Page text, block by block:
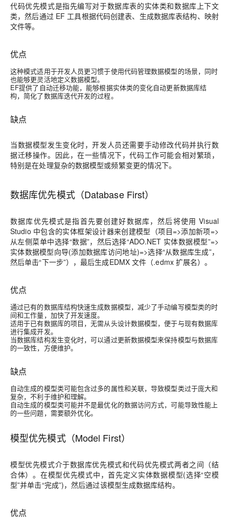
代码优先模式是指先编写对于数据库表的实体类和数据库上下文
类，然后通过 EF 工具根据代码创建表、生成数据库表结构、映射
文件等。
优点
这种模式适用于开发人员更习惯于使用代码管理数据模型的场景，同时
也能够更灵活地定义数据模型。
EF提供了自动迁移功能，能够根据实体类的变化自动更新数据库结
构，简化了数据库迭代开发的过程。
缺点
当数据模型发生变化时，开发人员还需要手动修改代码并执行数
据迁移操作。因此，在一些情况下，代码工作可能会相对繁琐，
特别是在处理复杂的数据模型或频繁变更的情况下。
数据库优先模式（Database First）
数据库优先模式是指首先要创建好数据库，然后将使用 Visual
Studio 中包含的实体框架设计器来创建模型（项目=>添加新项=>
从左侧菜单中选择“数据”，然后选择“ADO.NET 实体数据模型”=>
实体数据模型向导(添加数据库访问地址)=>选择“从数据库生成”，
然后单击“下一步”），最后生成EDMX 文件（.edmx 扩展名）。
优点
通过已有的数据库结构快速生成数据模型，减少了手动编写模型类的时
间和工作量，加快了开发速度。
适用于已有数据库的项目，无需从头设计数据模型，便于与现有数据库
进行集成开发。
当数据库结构发生变化时，可以通过更新数据模型来保持模型与数据库
的一致性，方便维护。
缺点
自动生成的模型类可能包含过多的属性和关联，导致模型类过于庞大和
复杂，不利于维护和理解。
自动生成的模型类可能并不是最优化的数据访问方式，可能导致性能上
的一些问题，需要额外优化。
模型优先模式（Model First）
模型优先模式介于数据库优先模式和代码优先模式两者之间（结
合体）。在模型优先模式中，首先定义实体数据模型(选择“空模
型”并单击“完成”)，然后通过该模型生成数据库结构。
优点